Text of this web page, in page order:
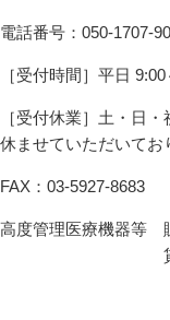
電話番号：050-1707-
［受付時間］平日
［受付休業］土・日
休ませていただいてお
FAX：03-5927-8683
高度管理医療機器等